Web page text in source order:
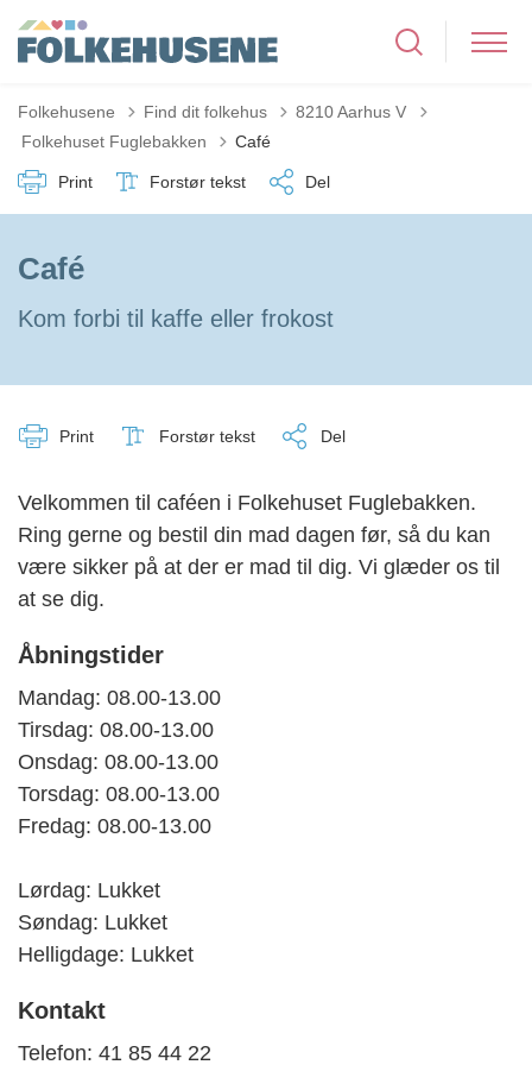
Folkehusene Find dit folkehus
8210 Aarhus V
Tilbage til
Folkehuset Fuglebakken Café
Print Forstør tekst Del
Café
Kom forbi til kaffe eller frokost
Print Forstør tekst Del
Velkommen til caféen i Folkehuset Fuglebakken.
Ring gerne og bestil din mad dagen før, så du kan
være sikker på at der er mad til dig. Vi glæder os til
at se dig.
Åbningstider
Mandag: 08.00-13.00
Tirsdag: 08.00-13.00
Onsdag: 08.00-13.00
Torsdag: 08.00-13.00
Fredag: 08.00-13.00
Lørdag: Lukket
Søndag: Lukket
Helligdage: Lukket
Kontakt
Telefon: 41 85 44 22